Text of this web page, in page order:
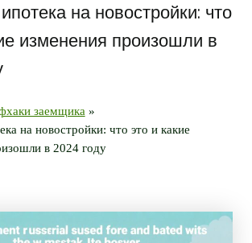
на новостройки: что
изменения произошли в
заемщика
на новостройки: что это и какие
в 2024 году